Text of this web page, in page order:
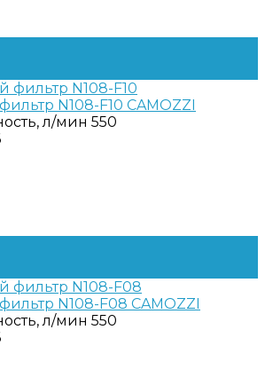
N108-F10 CAMOZZI
л/мин 550
N108-F08 CAMOZZI
л/мин 550